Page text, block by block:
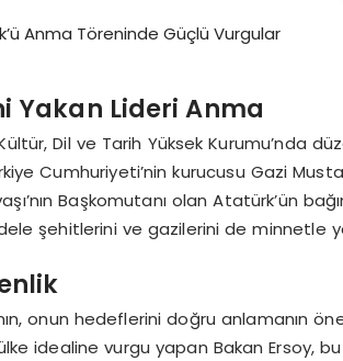
Yakan Lideri Anma
Dil ve Tarih Yüksek Kurumu’nda
Cumhuriyeti’nin kurucusu Gazi
Başkomutanı olan Atatürk’ün
şehitlerini ve gazilerini de minnetle
onun hedeflerini doğru anlamanın
idealine vurgu yapan Bakan Ersoy,